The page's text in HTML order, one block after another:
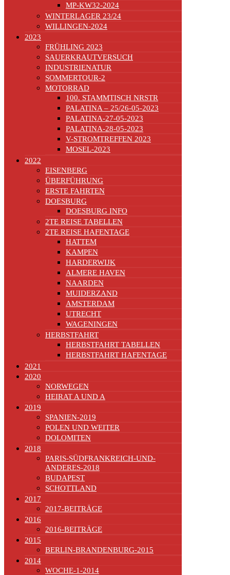
MP-KW32-2024
WINTERLAGER 23/24
WILLINGEN-2024
2023
FRÜHLING 2023
SAUERKRAUTVERSUCH
INDUSTRIENATUR
SOMMERTOUR-2
MOTORRAD
100. STAMMTISCH NRSTR
PALATINA – 25/26-05-2023
PALATINA-27-05-2023
PALATINA-28-05-2023
V-STROMTREFFEN 2023
MOSEL-2023
2022
EISENBERG
ÜBERFÜHRUNG
ERSTE FAHRTEN
DOESBURG
DOESBURG INFO
2TE REISE TABELLEN
2TE REISE HAFENTAGE
HATTEM
KAMPEN
HARDERWIJK
ALMERE HAVEN
NAARDEN
MUIDERZAND
AMSTERDAM
UTRECHT
WAGENINGEN
HERBSTFAHRT
HERBSTFAHRT TABELLEN
HERBSTFAHRT HAFENTAGE
2021
2020
NORWEGEN
HEIRAT A UND A
2019
SPANIEN-2019
POLEN UND WEITER
DOLOMITEN
2018
PARIS-SÜDFRANKREICH-UND-
ANDERES-2018
BUDAPEST
SCHOTTLAND
2017
2017-BEITRÄGE
2016
2016-BEITRÄGE
2015
BERLIN-BRANDENBURG-2015
2014
WOCHE-1-2014